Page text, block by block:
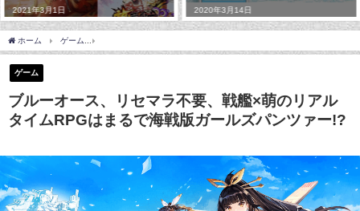
月1日 2020年3月14日
ョン
ホーム ゲーム
ゲーム
ブルーオース、リセマラ不要、戦艦×萌のリアル
タイムRPGはまるで海戦版ガールズパンツァー!?